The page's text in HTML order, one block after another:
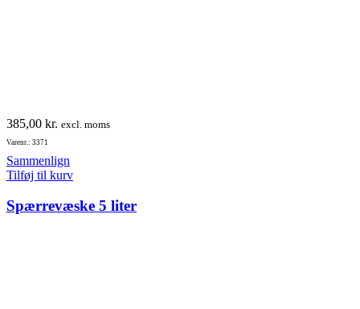
385,00 kr. excl. moms
Varenr.: 3371
Sammenlign
Tilføj til kurv
Spærrevæske 5 liter